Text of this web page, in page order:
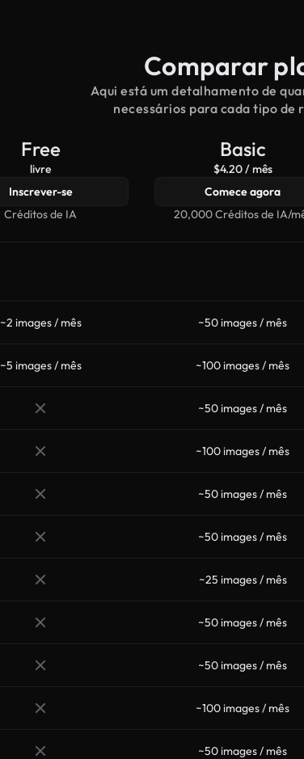
Comparar
Aqui está um detalhamento de
necessários para cada tipo de
Free
livre
Inscrever-se
Créditos de IA
Basic
$4.20 / mês
Comece agora
20,000 Créditos de IA/
~2 images / mês ~50 images / mês
~5 images / mês ~100 images / mês
~50 images / mês
~100 images / mês
~50 images / mês
~50 images / mês
~25 images / mês
~50 images / mês
~50 images / mês
~100 images / mês
~50 images / mês